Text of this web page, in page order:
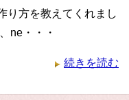
り方を教えてくれまし
ne・・・
続きを読む